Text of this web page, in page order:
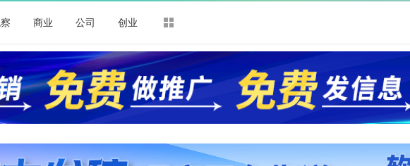
商业 公司 创业